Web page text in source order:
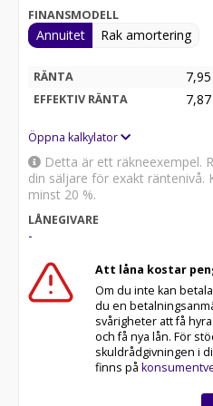
FINANSMODELL
Annuitet Rak amortering
RÄNTA
EFFEKTIV RÄNTA 7,87
Öppna kalkylator
Detta är ett räkneexempel.
din säljare för exakt räntenivå.
minst 20 %.
LÅNEGIVARE
-
Att låna kostar
Om du inte kan
du en
svårigheter att få
och få nya lån. För
skuldrådgivningen i
finns på